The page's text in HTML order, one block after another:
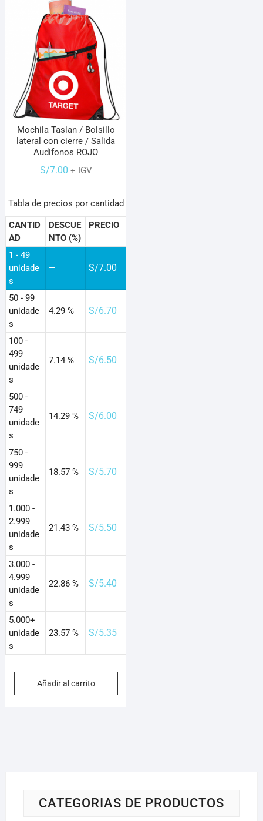
Mochila Taslan / Bolsillo
lateral con cierre / Salida
Audifonos ROJO
S/7.00 + IGV
Tabla de precios por cantidad
CANTID
AD
DESCUE
NTO (%)
PRECIO
1 - 49
unidade
s
— S/7.00
50 - 99
unidade
s
4.29 % S/6.70
100 -
499
unidade
s
7.14 % S/6.50
500 -
749
unidade
s
14.29 % S/6.00
750 -
999
unidade
s
18.57 % S/5.70
1.000 -
2.999
unidade
s
21.43 % S/5.50
3.000 -
4.999
unidade
s
22.86 % S/5.40
5.000+
unidade
s
23.57 % S/5.35
Añadir al carrito
CATEGORIAS DE PRODUCTOS